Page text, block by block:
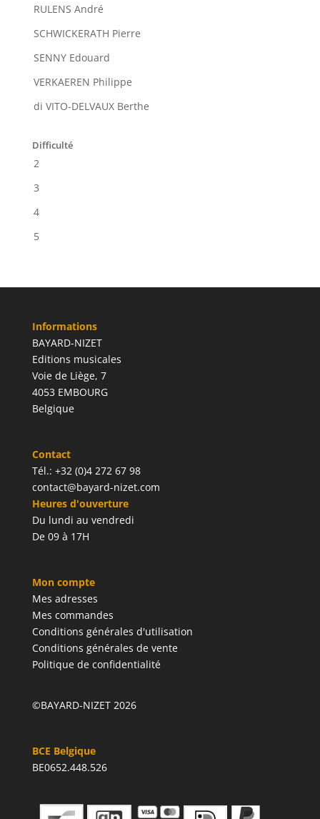
RULENS André
SCHWICKERATH Pierre
SENNY Edouard
VERKAEREN Philippe
di VITO-DELVAUX Berthe
Difficulté
2
3
4
5
Informations
BAYARD-NIZET
Editions musicales
Voie de Liège, 7
4053 EMBOURG
Belgique
Contact
Tél.: +32 (0)4 272 67 98
contact@bayard-nizet.com
Heures d'ouverture
Du lundi au vendredi
De 09 à 17H
Mon compte
Mes adresses
Mes commandes
Conditions générales d'utilisation
Conditions générales de vente
Politique de confidentialité
©BAYARD-NIZET 2026
BCE Belgique
BE0652.448.526